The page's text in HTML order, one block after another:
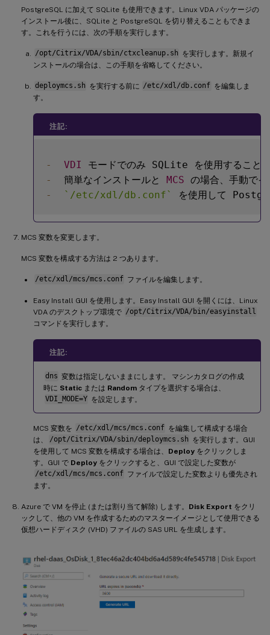
PostgreSQL に加えて SQLite も使用できます。Linux VDA パッケージの
インストール後に、SQLite と PostgreSQL を切り替えることもできま
す。これを行うには、次の手順を実行します。
/opt/Citrix/VDA/sbin/ctxcleanup.sh を実行します。新規イ
ンストールの場合は、この手順を省略してください。
deploymcs.sh を実行する前に /etc/xdl/db.conf を編集しま
す。
注記:
-
VDI
-
  簡単なインストールと
MCS の場合、手動で
-
` /etc/xdl/db.conf`
MCS 変数を変更します。
MCS 変数を構成する方法は 2 つあります。
/etc/xdl/mcs/mcs.conf ファイルを編集します。
Easy Install GUI を使用します。Easy Install GUI を開くには、Linux
VDA のデスクトップ環境で /opt/Citrix/VDA/bin/easyinstall
コマンドを実行します。
注記:
dns 変数は指定しないままにします。 マシンカタログの作成
時に Static または Random タイプを選択する場合は、
VDI_MODE=Y を設定します。
MCS 変数を /etc/xdl/mcs/mcs.conf を編集して構成する場合
は、
/opt/Citrix/VDA/sbin/deploymcs.sh を実行します。GUI
を使用して MCS 変数を構成する場合は、 Deploy をクリックしま
す。GUI で Deploy をクリックすると、GUI で設定した変数が
/etc/xdl/mcs/mcs.conf ファイルで設定した変数よりも優先され
ます。
Azure で VM を停止 (または割り当て解除) します。 Disk Export をクリ
ックして、他の VM を作成するためのマスターイメージとして使用できる
仮想ハードディスク (VHD) ファイルの SAS URL を生成します。